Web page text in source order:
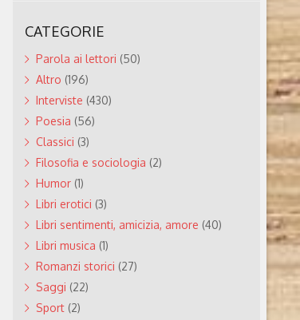
CATEGORIE
Parola ai lettori (50)
Altro (196)
Interviste (430)
Poesia (56)
Classici (3)
Filosofia e sociologia (2)
Humor(1)
Libri erotici (3)
Libri sentimenti, amicizia, amore (40)
Libri musica (1)
Romanzi storici (27)
Saggi (22)
Sport(2)